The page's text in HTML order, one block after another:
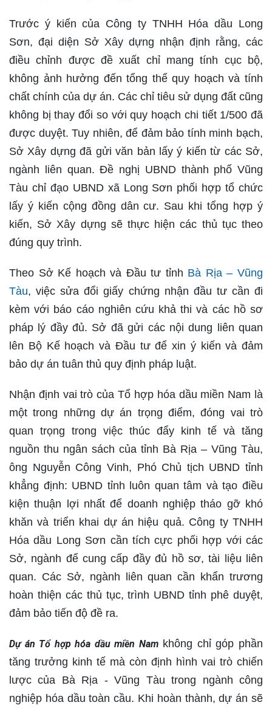
Trước ý kiến của Công ty TNHH Hóa dầu Long
Sơn, đại diện Sở Xây dựng nhận định rằng, các
điều chỉnh được đề xuất chỉ mang tính cục bộ,
không ảnh hưởng đến tổng thể quy hoạch và tính
chất chính của dự án. Các chỉ tiêu sử dụng đất cũng
không bị thay đổi so với quy hoạch chi tiết 1/500 đã
được duyệt. Tuy nhiên, để đảm bảo tính minh bạch,
Sở Xây dựng đã gửi văn bản lấy ý kiến từ các Sở,
ngành liên quan. Đề nghị UBND thành phố Vũng
Tàu chỉ đạo UBND xã Long Sơn phối hợp tổ chức
lấy ý kiến cộng đồng dân cư. Sau khi tổng hợp ý
kiến, Sở Xây dựng sẽ thực hiện các thủ tục theo
đúng quy trình.
Theo Sở Kế hoạch và Đầu tư tỉnh Bà Rịa – Vũng
Tàu, việc sửa đổi giấy chứng nhận đầu tư cần đi
kèm với báo cáo nghiên cứu khả thi và các hồ sơ
pháp lý đầy đủ. Sở đã gửi các nội dung liên quan
lên Bộ Kế hoạch và Đầu tư để xin ý kiến và đảm
bảo dự án tuân thủ quy định pháp luật.
Nhận định vai trò của Tổ hợp hóa dầu miền Nam là
một trong những dự án trọng điểm, đóng vai trò
quan trọng trong việc thúc đẩy kinh tế và tăng
nguồn thu ngân sách của tỉnh Bà Rịa – Vũng Tàu,
ông Nguyễn Công Vinh, Phó Chủ tịch UBND tỉnh
khẳng định: UBND tỉnh luôn quan tâm và tạo điều
kiện thuận lợi nhất để doanh nghiệp tháo gỡ khó
khăn và triển khai dự án hiệu quả. Công ty TNHH
Hóa dầu Long Sơn cần tích cực phối hợp với các
Sở, ngành để cung cấp đầy đủ hồ sơ, tài liệu liên
quan. Các Sở, ngành liên quan cần khẩn trương
hoàn thiện các thủ tục, trình UBND tỉnh phê duyệt,
đảm bảo tiến độ đề ra.
Dự án Tổ hợp hóa dầu miền Namkhông chỉ góp phần
tăng trưởng kinh tế mà còn định hình vai trò chiến
lược của Bà Rịa - Vũng Tàu trong ngành công
nghiệp hóa dầu toàn cầu. Khi hoàn thành, dự án sẽ